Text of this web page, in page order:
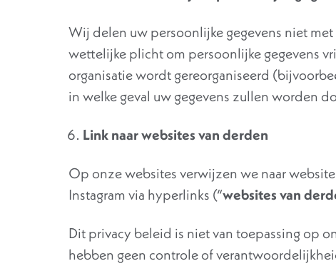
Wij delen uw persoonlijke gegevens niet
wettelijke plicht om persoonlijke gegevens
organisatie wordt gereorganiseerd
in welke geval uw gegevens zullen worden
Link naar websites van derden
Op onze websites verwijzen we naar
Instagram via hyperlinks (“websites van
Dit privacy beleid is niet van toepassing op
hebben geen controle of